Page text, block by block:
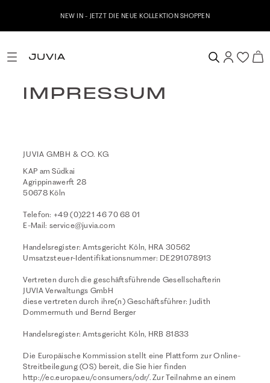
NEW IN - JETZT DIE NEUE KOLLEKTION SHOPPEN
IMPRESSUM
JUVIA GMBH & CO. KG
KAP am Südkai
Agrippinawerft 28
50678 Köln
Telefon:+49 (0)221 46 70 68 01
E-Mail: service@juvia.com
Handelsregister: Amtsgericht Köln, HRA 30562
Umsatzsteuer-Identifikationsnummer: DE291078913
Vertreten durch die geschäftsführende Gesellschafterin
JUVIA Verwaltungs GmbH
diese vertreten durch ihre(n) Geschäftsführer: Judith
Dommermuth und Bernd Berger
Handelsregister: Amtsgericht Köln, HRB 81833
Die Europäische Kommission stellt eine Plattform zur Online-
Streitbeilegung (OS) bereit, die Sie hier finden
http://ec.europa.eu/consumers/odr/. Zur Teilnahme an einem